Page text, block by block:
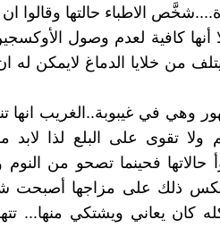
الاطباء حالتها وقالوا
أنها كافية لعدم وصول
من خلايا الدماغ لايمكن له
وهي في غيبوبة..الغريب انها
ولا تقوى على البلع لذا
حالاتها فحينما تصحو من النوم
ذلك على مزاجها أصبحت
كان يعاني ويشتكي منها...